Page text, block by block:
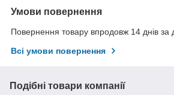
Умови повернення
Повернення товару впродовж 14 днів за
Всі умови повернення
Подібні товари компанії